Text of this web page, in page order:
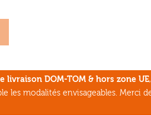
DOM-TOM & hors zone UE
les modalités envisageables. Merci